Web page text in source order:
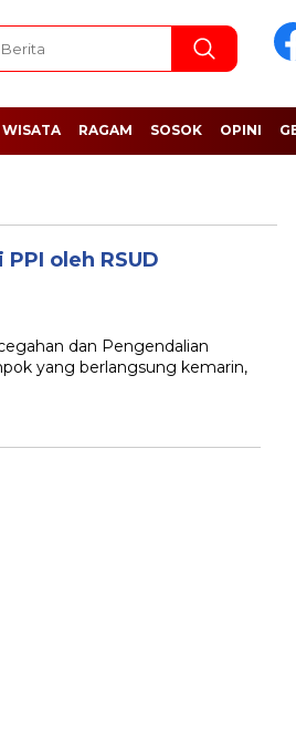
WISATA RAGAM SOSOK OPINI
oleh RSUD
dan Pengendalian
yang berlangsung kemarin,